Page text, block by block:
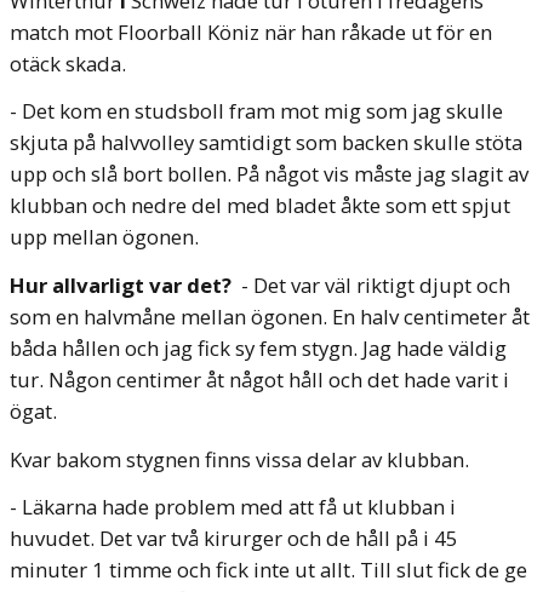
match mot Floorball Köniz när han råkade ut för en
otäck skada.
- Det kom en studsboll fram mot mig som jag skulle
skjuta på halvvolley samtidigt som backen skulle stöta
upp och slå bort bollen. På något vis måste jag slagit av
klubban och nedre del med bladet åkte som ett spjut
upp mellan ögonen.
Hur allvarligt var det? - Det var väl riktigt djupt och
som en halvmåne mellan ögonen. En halv centimeter åt
båda hållen och jag fick sy fem stygn. Jag hade väldig
tur. Någon centimer åt något håll och det hade varit i
ögat.
Kvar bakom stygnen finns vissa delar av klubban.
- Läkarna hade problem med att få ut klubban i
huvudet. Det var två kirurger och de håll på i 45
minuter 1 timme och fick inte ut allt. Till slut fick de ge